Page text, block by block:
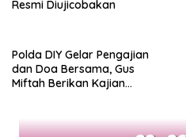
Resmi Diujicobakan
Polda DIY Gelar Pengajian
dan Doa Bersama, Gus
Miftah Berikan Kajian